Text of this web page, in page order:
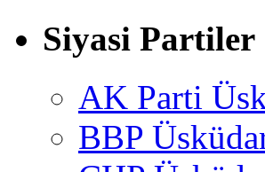
Siyasi Partiler
AK Parti
BBP